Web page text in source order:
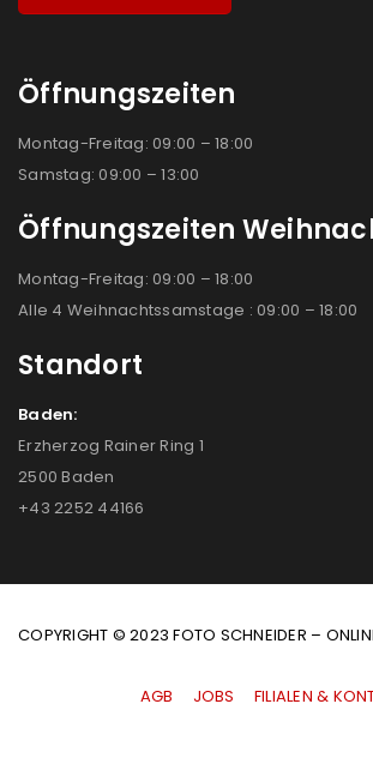
Öffnungszeiten
Montag-Freitag: 09:00 – 18:00
Samstag: 09:00 – 13:00
Öffnungszeiten
Montag-Freitag: 09:00 – 18:00
Alle 4 Weihnachtssamstage : 09:00 – 18:00
Standort
Baden:
Erzherzog Rainer Ring 1
2500 Baden
+43 2252 44166
COPYRIGHT © 2023 FOTO SCHNEIDER –
AGB JOBS FILIALEN &